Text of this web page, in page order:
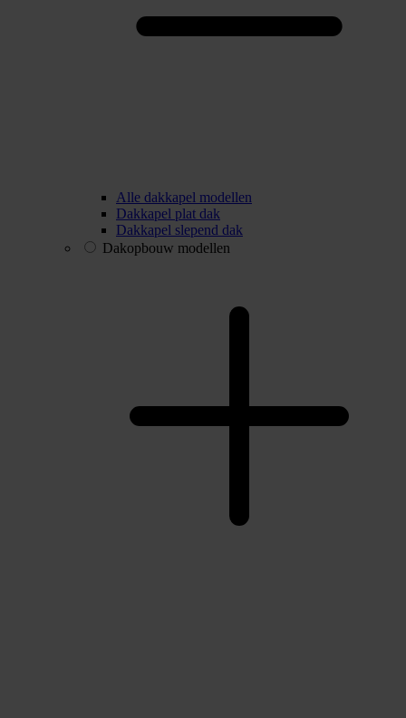
Alle dakkapel modellen
Dakkapel plat dak
Dakkapel slepend dak
Dakopbouw modellen